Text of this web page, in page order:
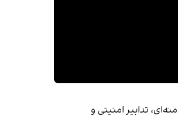
تدابیر امنیتی و